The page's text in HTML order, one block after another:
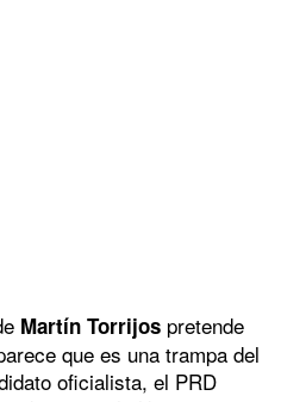
Martín Torrijos pretende
que es una trampa del
oficialista, el PRD